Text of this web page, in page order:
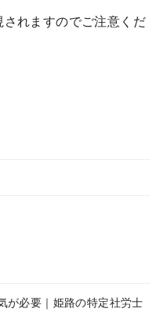
れますのでご注意くだ
が必要｜姫路の特定社労士